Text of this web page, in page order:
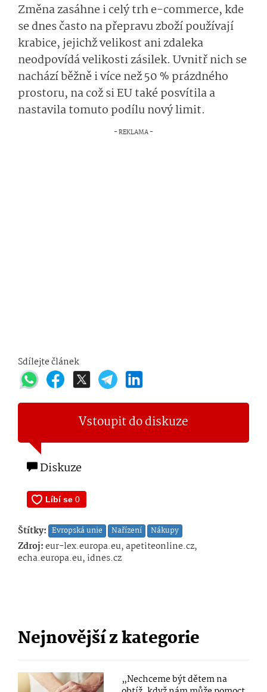
Změna zasáhne i celý trh e-commerce, kde
se dnes často na přepravu zboží používají
krabice, jejichž velikost ani zdaleka
neodpovídá velikosti zásilek. Uvnitř nich se
nachází běžně i více než 50 % prázdného
prostoru, na což si EU také posvítila a
nastavila tomuto podílu nový limit.
Sdílejte článek
Vstoupit do diskuze
Diskuze
Štítky: Evropská unie Nařízení Nákupy
Zdroj:eur-lex.europa.eu, apetiteonline.cz,
echa.europa.eu, idnes.cz
Nejnovější z kategorie
„Nechceme být dětem na